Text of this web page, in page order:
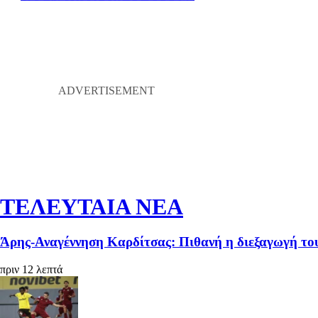
ΤΕΛΕΥΤΑΙΑ ΝΕΑ
Άρης-Αναγέννηση Καρδίτσας: Πιθανή η διεξαγωγή
πριν 12 λεπτά